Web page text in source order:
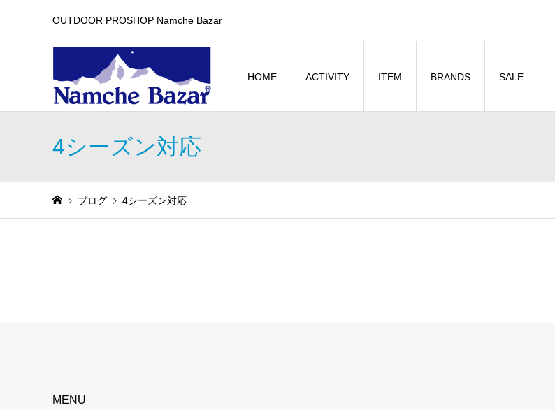
OUTDOOR PROSHOP Namche Bazar
HOME ACTIVITY ITEM BRANDS SALE
4シーズン対応
ブログ 4シーズン対応
MENU